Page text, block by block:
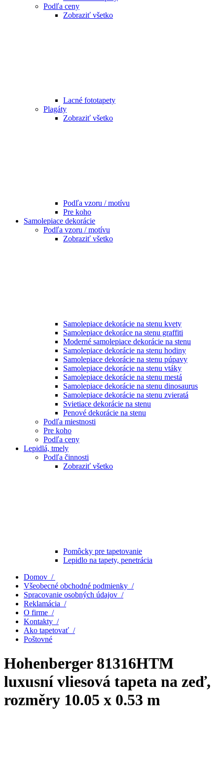
Podľa ceny
Zobraziť všetko
Lacné fototapety
Plagáty
Zobraziť všetko
Podľa vzoru / motívu
Pre koho
Samolepiace dekorácie
Podľa vzoru / motívu
Zobraziť všetko
Samolepiace dekorácie na stenu kvety
Samolepiace dekoráce na stenu graffiti
Moderné samolepiace dekorácie na stenu
Samolepiace dekorácie na stenu hodiny
Samolepiace dekorácie na stenu púpavy
Samolepiace dekorácie na stenu vtáky
Samolepiace dekorácie na stenu mestá
Samolepiace dekorácie na stenu dinosaurus
Samolepiace dekorácie na stenu zvieratá
Svietiace dekorácie na stenu
Penové dekorácie na stenu
Podľa miestnosti
Pre koho
Podľa ceny
Lepidlá, tmely
Podľa činnosti
Zobraziť všetko
Pomôcky pre tapetovanie
Lepidlo na tapety, penetrácia
Domov /
Všeobecné obchodné podmienky /
Spracovanie osobných údajov /
Reklamácia /
O firme /
Kontakty /
Ako tapetovať /
Poštovné
Hohenberger 81316HTM
luxusní vliesová tapeta na zeď,
rozměry 10.05 x 0.53 m